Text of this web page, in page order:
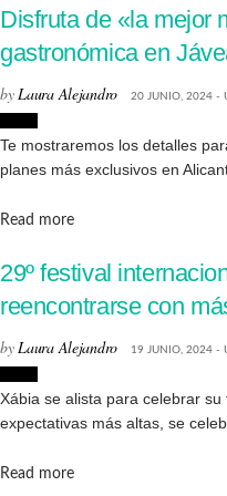
Disfruta de «la mejor
gastronómica en
by Laura Alejandro 20 JUNIO, 2024 -
Te mostraremos los detalles
planes más exclusivos en
Read moreDetails
29º festival
reencontrarse con
byLaura Alejandro 19 JUNIO, 2024 -
Xábia se alista para celebrar
expectativas más altas, se
Read moreDetails